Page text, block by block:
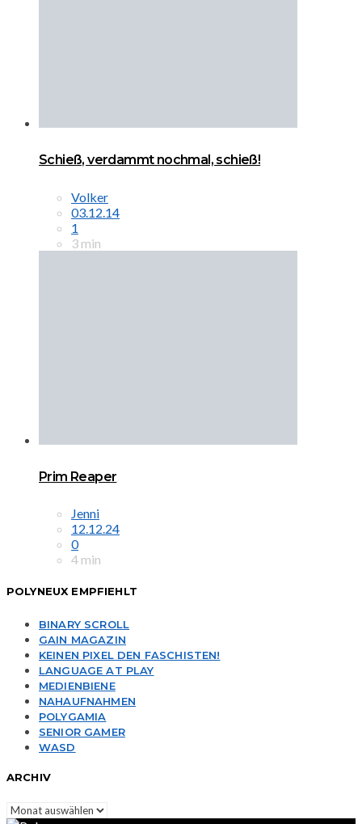
Schieß, verdammt nochmal, schieß!
Volker
03.12.14
1
3 min
Prim Reaper
Jenni
12.12.24
0
4 min
POLYNEUX EMPFIEHLT
BINARY SCROLL
GAIN MAGAZIN
KEINEN PIXEL DEN FASCHISTEN!
LANGUAGE AT PLAY
MEDIENBIENE
NAHAUFNAHMEN
POLYGAMIA
SENIOR GAMER
WASD
ARCHIV
Archiv